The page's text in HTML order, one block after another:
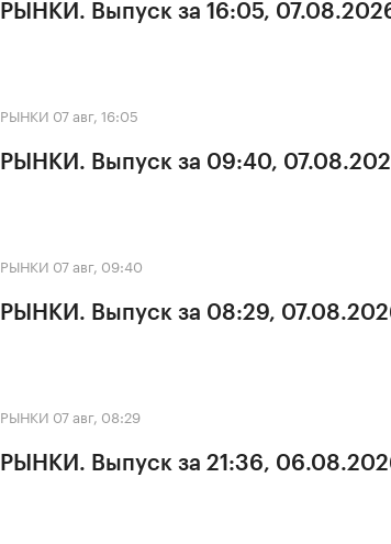
РЫНКИ. Выпуск за 16:05,
РЫНКИ 07 авг, 16:05
РЫНКИ. Выпуск за 09:40,
РЫНКИ 07 авг, 09:40
РЫНКИ. Выпуск за 08:29,
РЫНКИ 07 авг, 08:29
РЫНКИ. Выпуск за 21:36,